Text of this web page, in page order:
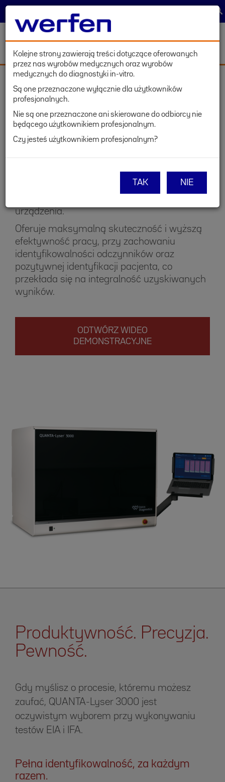
treści
Kolejne strony zawierają treści dotyczące oferowanych
przez nas wyrobów medycznych oraz wyrobów
medycznych do diagnostyki in-vitro.
Są one przeznaczone wyłącznie dla użytkowników
profesjonalnych.
Nie są one przeznaczone ani skierowane do odbiorcy nie
będącego użytkownikiem profesjonalnym.
Czy jesteś użytkownikiem profesjonalnym?
TAK NIE
APARATY
QUANTA-Lyser®3000
QUANTA-Lyser 3000 to wysoko wydajny
analizator EIA/IFA, umożliwiający szybsze
wykonanie badań, przy mniejszym wkładzie
urządzenia.
Oferuje maksymalną skuteczność i wyższą
efektywność pracy, przy zachowaniu
identyfikowalności odczynników oraz
pozytywnej identyfikacji pacjenta, co
przekłada się na integralność uzyskiwanych
wyników.
ODTWÓRZ WIDEO
DEMONSTRACYJNE
Produktywność. Precyzja.
Pewność.
Gdy myślisz o procesie, któremu możesz
zaufać, QUANTA-Lyser 3000 jest
oczywistym wyborem przy wykonywaniu
testów EIA i IFA.
Pełna identyfikowalność, za każdym
razem.